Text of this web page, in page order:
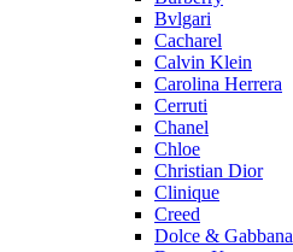
Bvlgari
Cacharel
Calvin Klein
Carolina Herrera
Cerruti
Chanel
Chloe
Christian Dior
Clinique
Creed
Dolce & Gabbana